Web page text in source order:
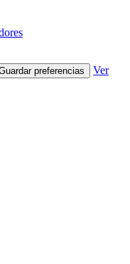
preferencias
Ver